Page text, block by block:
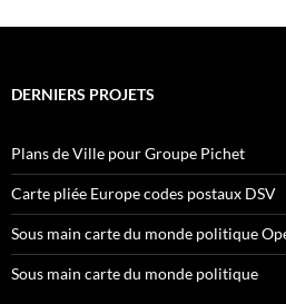
DERNIERS PROJETS
Plans de Ville pour Groupe Pichet
Carte pliée Europe codes postaux DSV
Sous main carte du monde politique
Sous main carte du monde politique